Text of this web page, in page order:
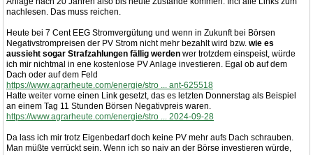
nachlesen. Das muss reichen.
Heute bei 7 Cent EEG Stromvergütung und wenn in Zukunft bei Börsen
Negativstrompreisen der PV Strom nicht mehr bezahlt wird bzw. wie es
aussieht sogar Strafzahlungen fällig werden wer trotzdem einspeist, würde
ich mir nichtmal in ene kostenlose PV Anlage investieren. Egal ob auf dem
Dach oder auf dem Feld
https://www.agrarheute.com/energie/stro ... ant-625518
Hatte weiter vorne einen Link gesetzt, das es letzten Donnerstag als Beispiel
an einem Tag 11 Stunden Börsen Negativpreis waren.
https://www.agrarheute.com/energie/stro ... 2024-09-28
Da lass ich mir trotz Eigenbedarf doch keine PV mehr aufs Dach schrauben.
Man müßte verrückt sein. Wenn ich so naiv an der Börse investieren würde,